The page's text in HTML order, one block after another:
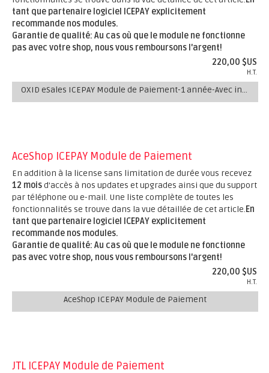
tant que partenaire logiciel ICEPAY explicitement
recommande nos modules.
Garantie de qualité: Au cas où que le module ne fonctionne
pas avec votre shop, nous vous remboursons l'argent!
220,00 $US
H.T.
OXID eSales ICEPAY Module de Paiement-1 année-Avec installation
AceShop ICEPAY Module de Paiement
En addition à la license sans limitation de durée vous recevez
12 moisd'accès à nos updates et upgrades ainsi que du support
par téléphone ou e-mail. Une liste complète de toutes les
fonctionnalités se trouve dans la vue détaillée de cet article.En
tant que partenaire logiciel ICEPAY explicitement
recommande nos modules.
Garantie de qualité: Au cas où que le module ne fonctionne
pas avec votre shop, nous vous remboursons l'argent!
220,00 $US
H.T.
AceShop ICEPAY Module de Paiement
JTL ICEPAY Module de Paiement